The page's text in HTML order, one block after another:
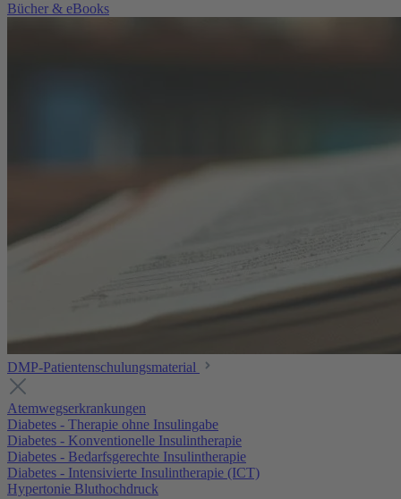
Bücher & eBooks
DMP-Patientenschulungsmaterial
Atemwegserkrankungen
Diabetes - Therapie ohne Insulingabe
Diabetes - Konventionelle Insulintherapie
Diabetes - Bedarfsgerechte Insulintherapie
Diabetes - Intensivierte Insulintherapie (ICT)
Hypertonie Bluthochdruck